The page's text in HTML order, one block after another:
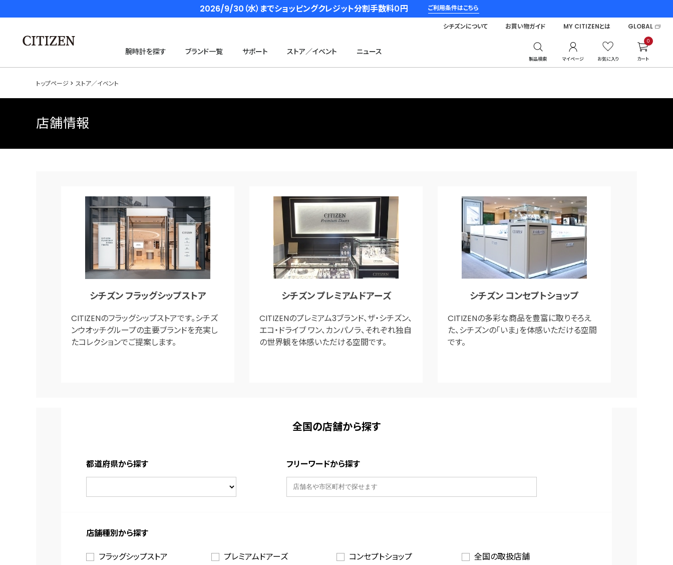
2026/9/30（水）までショッピングクレジット分割手数料０円 ご利用条件はこちら
腕時計を探す ブランド一覧 サポート ストア／イベント ニュース
製品検索 マイページ お気に入り
0
カート
シチズンについて お買い物ガイド MY CITIZENとは GLOBAL
トップページ ストア／イベント
店舗情報
シチズン フラッグシップストア
CITIZENのフラッグシップストアです。シチズ
ンウオッチグループの主要ブランドを充実し
たコレクションでご提案します。
シチズン プレミアムドアーズ
CITIZENのプレミアム3ブランド、ザ・シチズン、
エコ・ドライブ ワン、カンパノラ、それぞれ独自
の世界観を体感いただける空間です。
シチズン コンセプトショップ
CITIZENの多彩な商品を豊富に取りそろえ
た、シチズンの「いま」を体感いただける空間
です。
全国の店舗から探す
都道府県から探す フリーワードから探す
店舗種別から探す
フラッグシップストア プレミアムドアーズ コンセプトショップ
全国の取扱店舗